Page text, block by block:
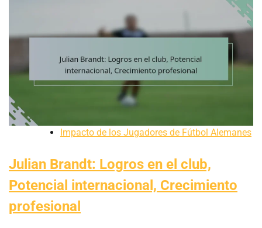
Impacto de los Jugadores de Fútbol Alemanes
Julian Brandt: Logros en el club,
Potencial internacional, Crecimiento
profesional